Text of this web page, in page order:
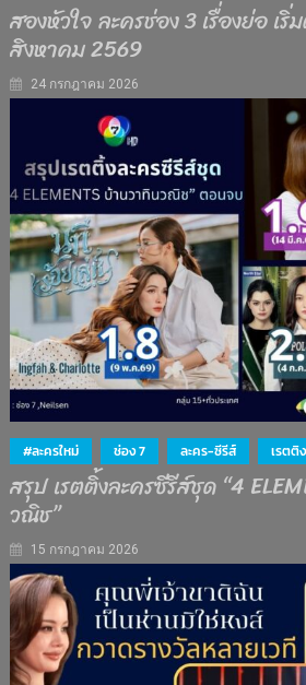
สองหัวใจ ละครช่อง 3 เรื่องย่อ เ
สิงหาคม 2569
24 กรกฎาคม 2026
#ละครใหม่ ช่อง 7 ละคร-ซีรีส์ เรตติ
สรุป เรตติ้งละครซีรีส์ชุด “4
วณิช”
15 กรกฎาคม 2026